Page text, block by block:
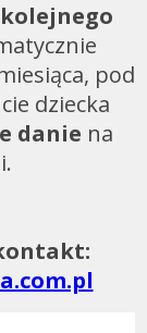
pod
dziecka
danie na